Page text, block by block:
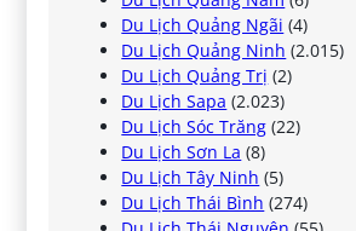
Du Lịch Quảng Ngãi (4)
Du Lịch Quảng Ninh (2.015)
Du Lịch Quảng Trị (2)
Du Lịch Sapa (2.023)
Du Lịch Sóc Trăng (22)
Du Lịch Sơn La (8)
Du Lịch Tây Ninh (5)
Du Lịch Thái Bình (274)